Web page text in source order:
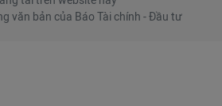
văn bản của Báo Tài chính - Đầu tư